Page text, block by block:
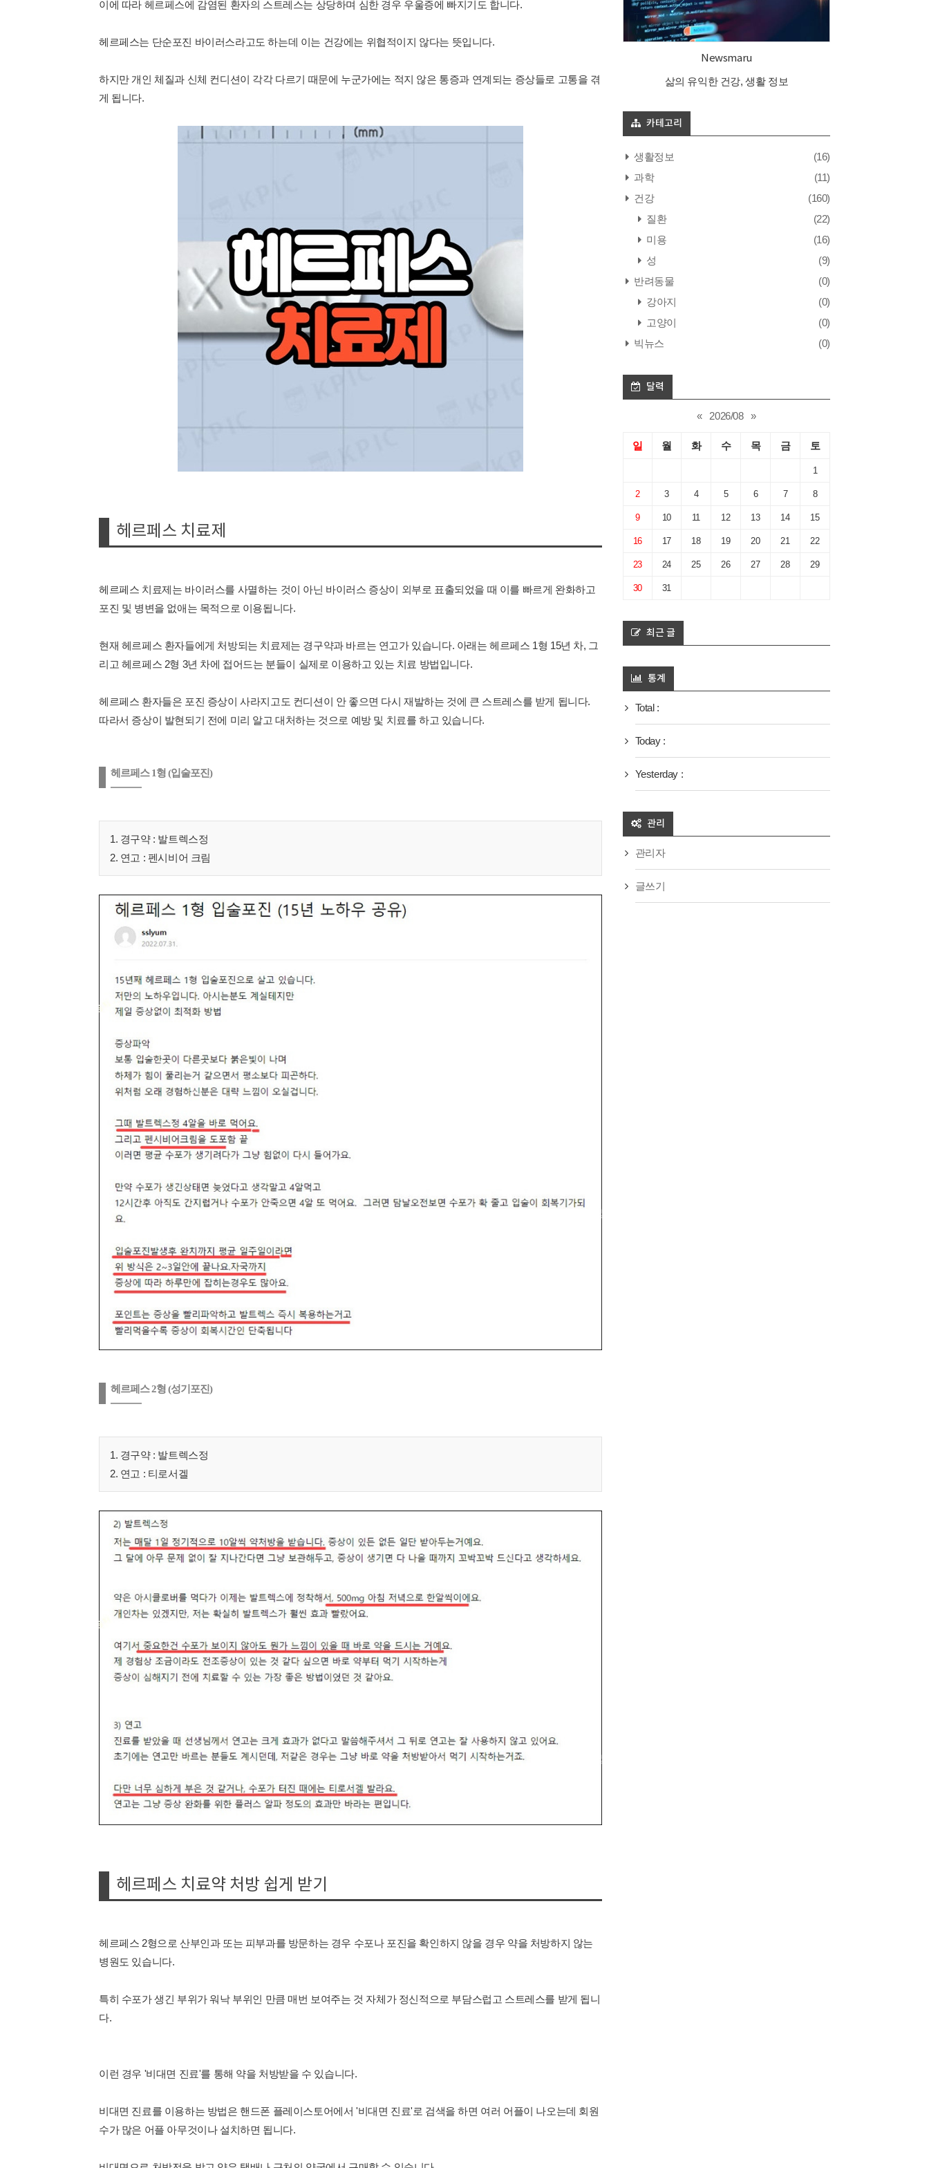
이에 따라 헤르페스에 감염된 환자의 스트레스는 상당하며 심한 경우 우울증에 빠지기도 합니다.
헤르페스는 단순포진 바이러스라고도 하는데 이는 건강에는 위협적이지 않다는 뜻입니다.
하지만 개인 체질과 신체 컨디션이 각각 다르기 때문에 누군가에는 적지 않은 통증과 연계되는 증상들로 고통을 겪
게 됩니다.
헤르페스 치료제
헤르페스 치료제는 바이러스를 사멸하는 것이 아닌 바이러스 증상이 외부로 표출되었을 때 이를 빠르게 완화하고
포진 및 병변을 없애는 목적으로 이용됩니다.
현재 헤르페스 환자들에게 처방되는 치료제는 경구약과 바르는 연고가 있습니다. 아래는 헤르페스 1형 15년 차, 그
리고 헤르페스 2형 3년 차에 접어드는 분들이 실제로 이용하고 있는 치료 방법입니다.
헤르페스 환자들은 포진 증상이 사라지고도 컨디션이 안 좋으면 다시 재발하는 것에 큰 스트레스를 받게 됩니다.
따라서 증상이 발현되기 전에 미리 알고 대처하는 것으로 예방 및 치료를 하고 있습니다.
헤르페스 1형 (입술포진)
1. 경구약 : 발트렉스정
2. 연고 : 펜시비어 크림
헤르페스 2형 (성기포진)
1. 경구약 : 발트렉스정
2. 연고 : 티로서겔
헤르페스 치료약 처방 쉽게 받기
헤르페스 2형으로 산부인과 또는 피부과를 방문하는 경우 수포나 포진을 확인하지 않을 경우 약을 처방하지 않는
병원도 있습니다.
특히 수포가 생긴 부위가 워낙 부위인 만큼 매번 보여주는 것 자체가 정신적으로 부담스럽고 스트레스를 받게 됩니
다.
이런 경우 '비대면 진료'를 통해 약을 처방받을 수 있습니다.
비대면 진료를 이용하는 방법은 핸드폰 플레이스토어에서 '비대면 진료'로 검색을 하면 여러 어플이 나오는데 회원
수가 많은 어플 아무것이나 설치하면 됩니다.
Newsmaru
삶의 유익한 건강, 생활 정보
카테고리
생활정보
(16)
과학
(11)
건강
(160)
질환
(22)
미용
(16)
성
(9)
반려동물
(0)
강아지
(0)
고양이
(0)
빅뉴스
(0)
달력
« 2026/08 »
일 월 화 수 목 금 토
1
2 3 4 5 6 7 8
9 10 11 12 13 14 15
16 17 18 19 20 21 22
23 24 25 26 27 28 29
30 31
최근 글
통계
Total :
Today :
Yesterday :
관리
관리자
글쓰기